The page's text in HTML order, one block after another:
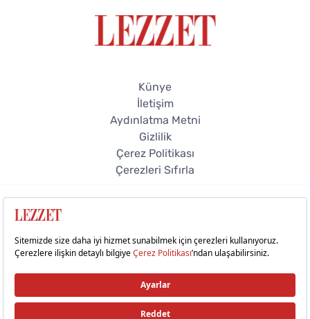
Künye
İletişim
Aydınlatma Metni
Gizlilik
Çerez Politikası
Çerezleri Sıfırla
© 2026 Lezzet Online. Tüm hakları saklıdır.